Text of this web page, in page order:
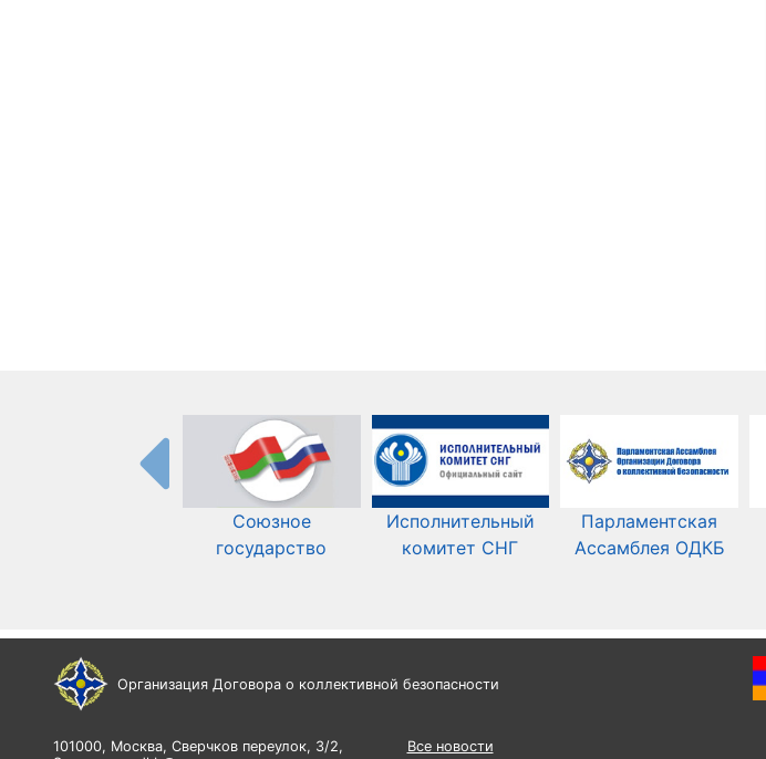
Союзное
государство
Исполнительный
комитет СНГ
Парламентская
Ассамблея ОДКБ
Организация Договора о коллективной безопасности
101000, Москва, Сверчков переулок, 3/2,
Все новости